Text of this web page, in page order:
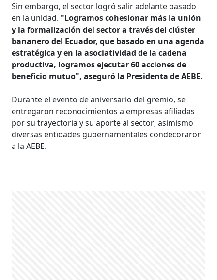
Sin embargo, el sector logró salir adelante basado
en la unidad. "Logramos cohesionar más la unión
y la formalización del sector a través del clúster
bananero del Ecuador, que basado en una agenda
estratégica y en la asociatividad de la cadena
productiva, logramos ejecutar 60 acciones de
beneficio mutuo", aseguró la Presidenta de AEBE.
Durante el evento de aniversario del gremio, se
entregaron reconocimientos a empresas afiliadas
por su trayectoria y su aporte al sector; asimismo
diversas entidades gubernamentales condecoraron
a la AEBE.